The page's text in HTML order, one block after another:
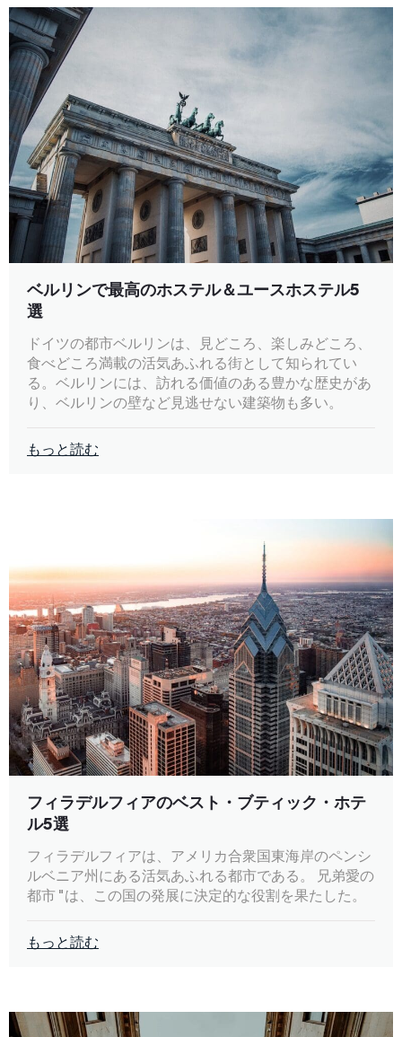
ベルリンで最高のホステル＆ユースホステル5
選
ドイツの都市ベルリンは、見どころ、楽しみどころ、
食べどころ満載の活気あふれる街として知られてい
る。ベルリンには、訪れる価値のある豊かな歴史があ
り、ベルリンの壁など見逃せない建築物も多い。
もっと読む
フィラデルフィアのベスト・ブティック・ホテ
ル5選
フィラデルフィアは、アメリカ合衆国東海岸のペンシ
ルベニア州にある活気あふれる都市である。 兄弟愛の
都市 "は、この国の発展に決定的な役割を果たした。
もっと読む